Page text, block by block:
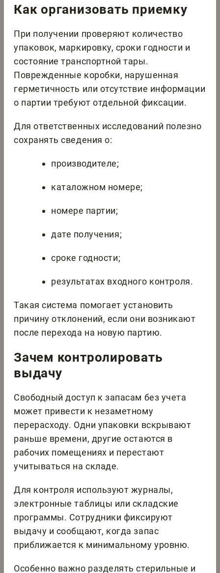
Как организовать приемку
При получении проверяют количество
упаковок, маркировку, сроки годности и
состояние транспортной тары.
Поврежденные коробки, нарушенная
герметичность или отсутствие информации
о партии требуют отдельной фиксации.
Для ответственных исследований полезно
сохранять сведения о:
производителе;
каталожном номере;
номере партии;
дате получения;
сроке годности;
результатах входного контроля.
Такая система помогает установить
причину отклонений, если они возникают
после перехода на новую партию.
Зачем контролировать
выдачу
Свободный доступ к запасам без учета
может привести к незаметному
перерасходу. Одни упаковки вскрывают
раньше времени, другие остаются в
рабочих помещениях и перестают
учитываться на складе.
Для контроля используют журналы,
электронные таблицы или складские
программы. Сотрудники фиксируют
выдачу и сообщают, когда запас
приближается к минимальному уровню.
Особенно важно разделять стерильные и